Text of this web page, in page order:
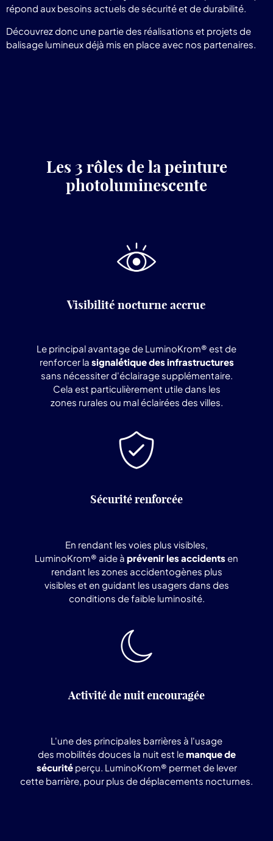
répond aux besoins actuels de sécurité et de durabilité.
Découvrez donc une partie des réalisations et projets de
balisage lumineux déjà mis en place avec nos partenaires.
Les 3 rôles de la peinture
photoluminescente
Visibilité nocturne accrue
Le principal avantage de LuminoKrom® est de
renforcer la signalétique des infrastructures
sans nécessiter d'éclairage supplémentaire.
Cela est particulièrement utile dans les
zones rurales ou mal éclairées des villes.
Sécurité renforcée
En rendant les voies plus visibles,
LuminoKrom® aide à prévenir les accidentsen
rendant les zones accidentogènes plus
visibles et en guidant les usagers dans des
conditions de faible luminosité.
Activité de nuit encouragée
L'une des principales barrières à l'usage
des mobilités douces la nuit est lemanque de
sécurité perçu. LuminoKrom® permet de lever
cette barrière, pour plus de déplacements nocturnes.